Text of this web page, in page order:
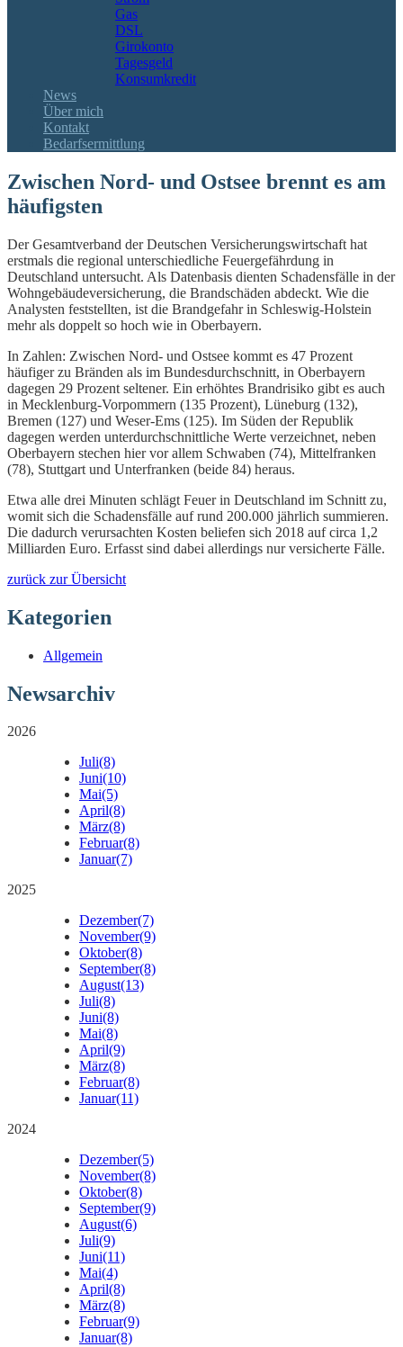
Gas
DSL
Girokonto
Tagesgeld
Konsumkredit
News
Über mich
Kontakt
Bedarfsermittlung
Zwischen Nord- und Ostsee brennt es am
häufigsten
Der Gesamtverband der Deutschen Versicherungswirtschaft hat
erstmals die regional unterschiedliche Feuergefährdung in
Deutschland untersucht. Als Datenbasis dienten Schadensfälle in der
Wohngebäudeversicherung, die Brandschäden abdeckt. Wie die
Analysten feststellten, ist die Brandgefahr in Schleswig-Holstein
mehr als doppelt so hoch wie in Oberbayern.
In Zahlen: Zwischen Nord- und Ostsee kommt es 47 Prozent
häufiger zu Bränden als im Bundesdurchschnitt, in Oberbayern
dagegen 29 Prozent seltener. Ein erhöhtes Brandrisiko gibt es auch
in Mecklenburg-Vorpommern (135 Prozent), Lüneburg (132),
Bremen (127) und Weser-Ems (125). Im Süden der Republik
dagegen werden unterdurchschnittliche Werte verzeichnet, neben
Oberbayern stechen hier vor allem Schwaben (74), Mittelfranken
(78), Stuttgart und Unterfranken (beide 84) heraus.
Etwa alle drei Minuten schlägt Feuer in Deutschland im Schnitt zu,
womit sich die Schadensfälle auf rund 200.000 jährlich summieren.
Die dadurch verursachten Kosten beliefen sich 2018 auf circa 1,2
Milliarden Euro. Erfasst sind dabei allerdings nur versicherte Fälle.
zurück zur Übersicht
Kategorien
Allgemein
Newsarchiv
2026
Juli(8)
Juni(10)
Mai(5)
April(8)
März(8)
Februar(8)
Januar(7)
2025
Dezember(7)
November(9)
Oktober(8)
September(8)
August(13)
Juli(8)
Juni(8)
Mai(8)
April(9)
März(8)
Februar(8)
Januar(11)
2024
Dezember(5)
November(8)
Oktober(8)
September(9)
August(6)
Juli(9)
Juni(11)
Mai(4)
April(8)
März(8)
Februar(9)
Januar(8)